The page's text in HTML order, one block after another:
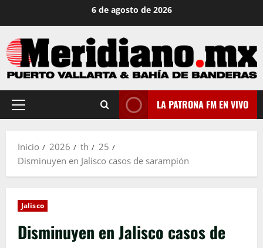
contenido
6 de agosto de 2026
Menú
LA PATRONA FM EN VIVO
Inicio 2026 th
25
Disminuyen en Jalisco casos de sarampión
Jalisco
Disminuyen en Jalisco casos de